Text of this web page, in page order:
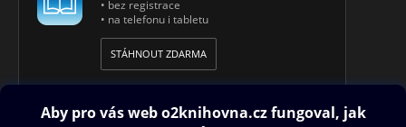
• bez registrace
• na telefonu i tabletu
STÁHNOUT ZDARMA